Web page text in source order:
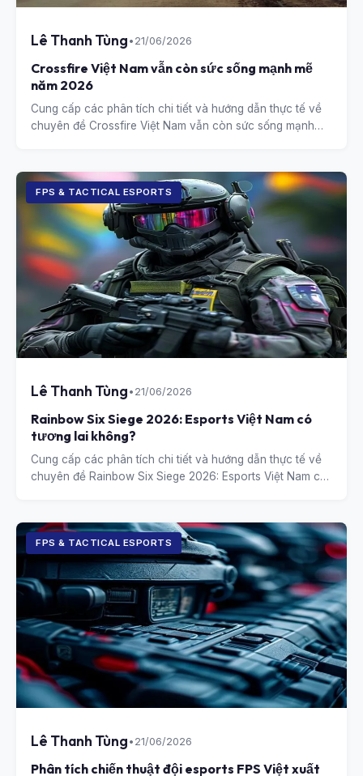
Lê Thanh Tùng • 21/06/2026
Crossfire Việt Nam vẫn còn sức sống mạnh mẽ
năm 2026
Cung cấp các phân tích chi tiết và hướng dẫn thực tế về
chuyên đề Crossfire Việt Nam vẫn còn sức sống mạnh
FPS & TACTICAL ESPORTS
Lê Thanh Tùng • 21/06/2026
Rainbow Six Siege 2026: Esports Việt Nam có
tương lai không?
Cung cấp các phân tích chi tiết và hướng dẫn thực tế về
chuyên đề Rainbow Six Siege 2026: Esports Việt Nam có
FPS & TACTICAL ESPORTS
Lê Thanh Tùng • 21/06/2026
Phân tích chiến thuật đội esports FPS Việt xuất